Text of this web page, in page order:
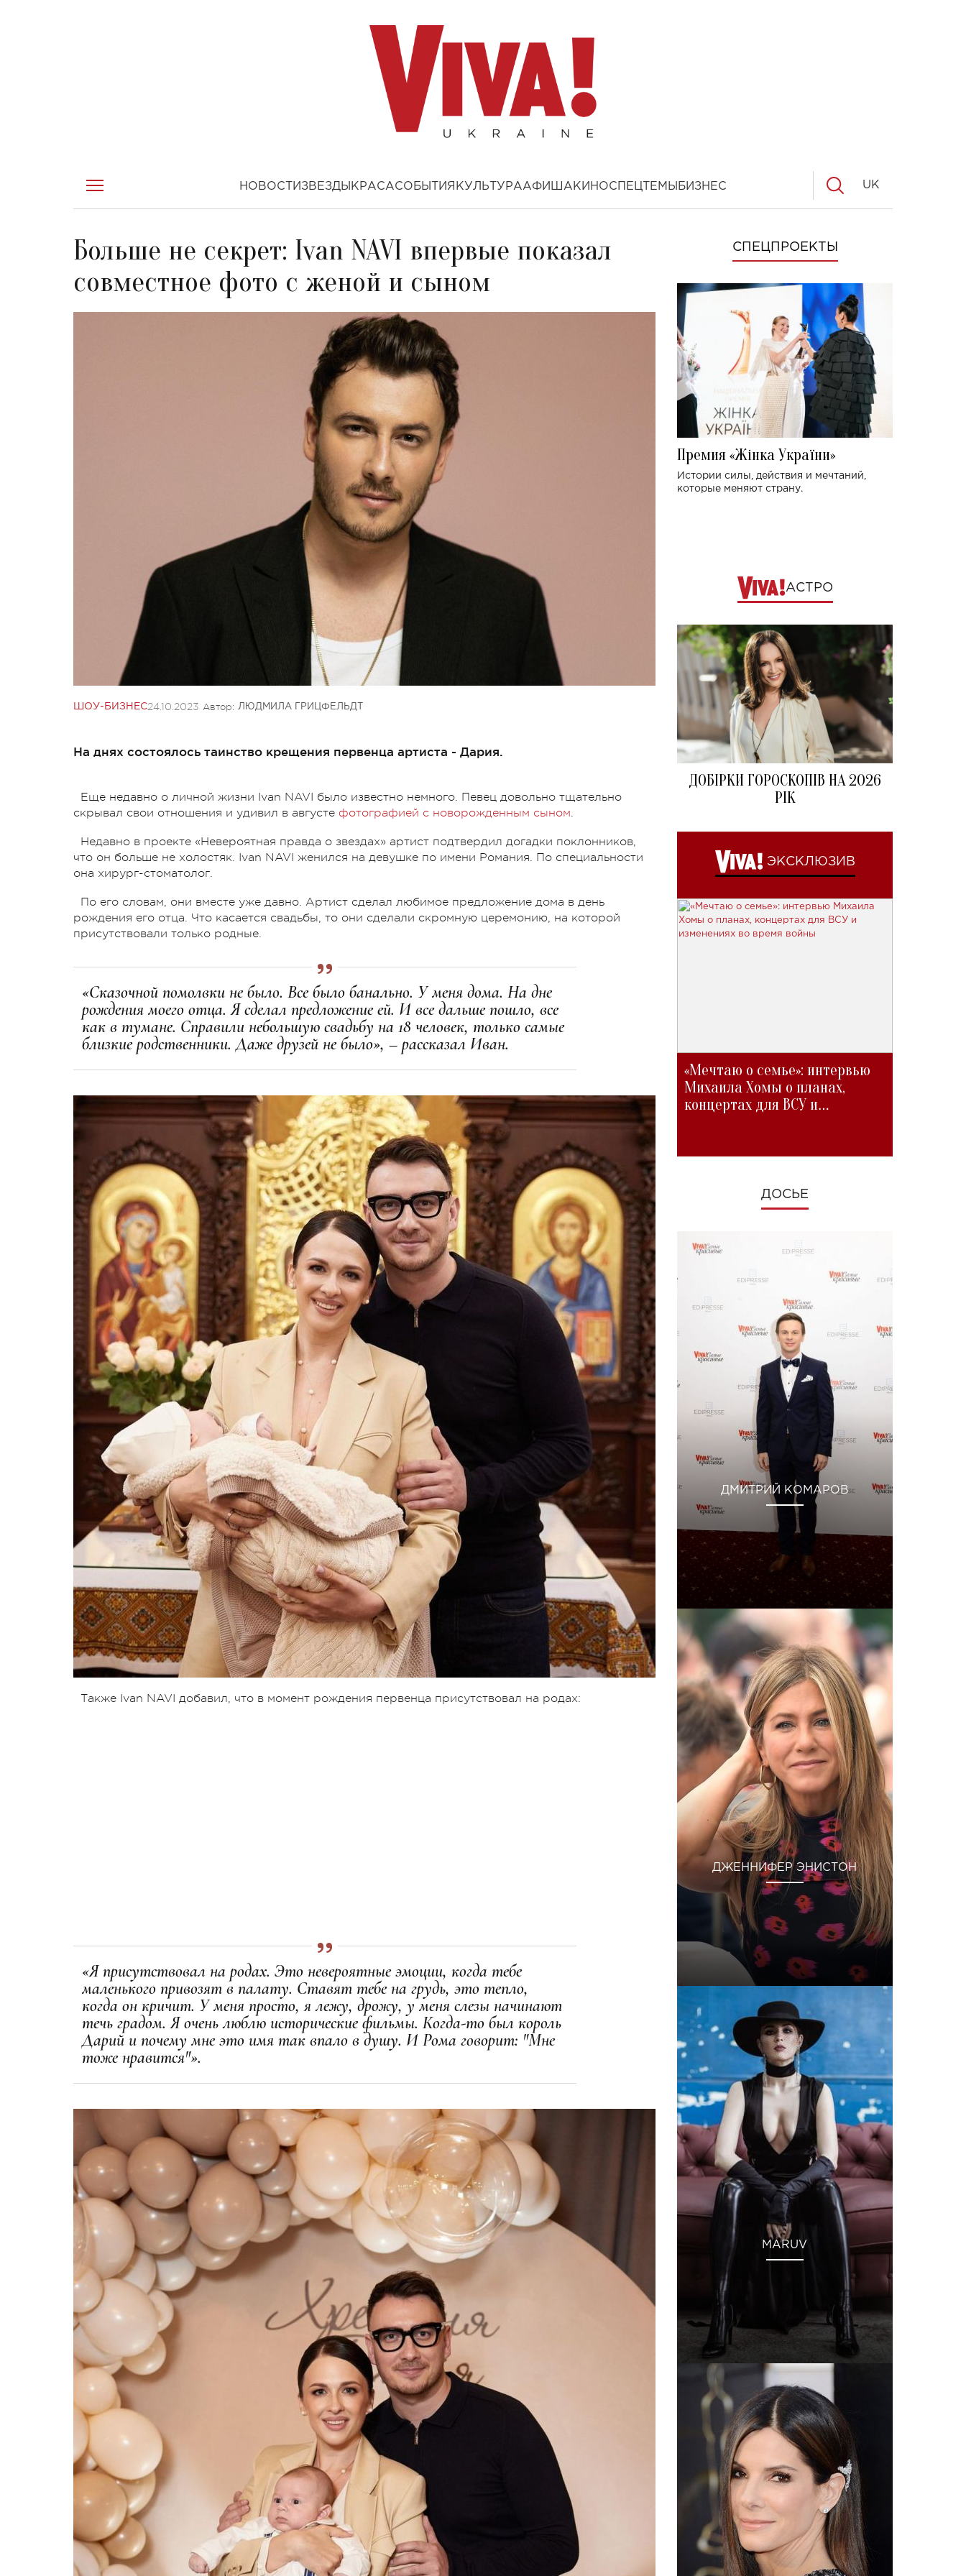
НОВОСТИ ЗВЕЗДЫ КРАСАСОБЫТИЯ КУЛЬТУРААФИША КИНОСПЕЦТЕМЫ БИЗНЕС UK
Больше не секрет: Ivan NAVI впервые показал
совместное фото с женой и сыном
ШОУ-БИЗНЕС24.10.2023 Автор: ЛЮДМИЛА ГРИЦФЕЛЬДТ
На днях состоялось таинство крещения первенца артиста - Дария.
Еще недавно о личной жизни Ivan NAVI было известно немного. Певец довольно тщательно
скрывал свои отношения и удивил в августе фотографией с новорожденным сыном.
Недавно в проекте «Невероятная правда о звездах» артист подтвердил догадки поклонников,
что он больше не холостяк. Ivan NAVI женился на девушке по имени Романия. По специальности
она хирург-стоматолог.
По его словам, они вместе уже давно. Артист сделал любимое предложение дома в день
рождения его отца. Что касается свадьбы, то они сделали скромную церемонию, на которой
присутствовали только родные.
«Сказочной помолвки не было. Все было банально. У меня дома. На дне
рождения моего отца. Я сделал предложение ей. И все дальше пошло, все
как в тумане. Справили небольшую свадьбу на 18 человек, только самые
близкие родственники. Даже друзей не было», – рассказал Иван.
Также Ivan NAVI добавил, что в момент рождения первенца присутствовал на родах:
«Я присутствовал на родах. Это невероятные эмоции, когда тебе
маленького привозят в палату. Ставят тебе на грудь, это тепло,
когда он кричит. У меня просто, я лежу, дрожу, у меня слезы начинают
течь градом. Я очень люблю исторические фильмы. Когда-то был король
Дарий и почему мне это имя так впало в душу. И Рома говорит: "Мне
тоже нравится"».
СПЕЦПРОЕКТЫ
Премия «Жінка України»
Истории силы, действия и мечтаний,
которые меняют страну.
АСТРО
ДОБІРКИ ГОРОСКОПІВ НА 2026
РІК
ЭКСКЛЮЗИВ
«Мечтаю о семье»: интервью
Михаила Хомы о планах,
концертах для ВСУ и
ДОСЬЕ
ДМИТРИЙ КОМАРОВ
ДЖЕННИФЕР ЭНИСТОН
MARUV